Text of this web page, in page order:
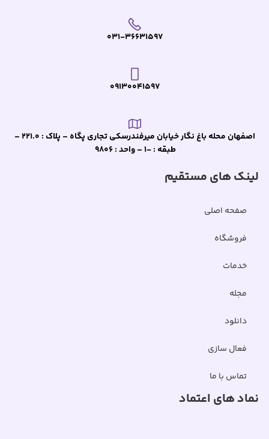
031-36631597
09130041597
اصفهان محله باغ نگار خیابان میرفندرسکی تجاری پگاه – پلاک : 221.0 –
طبقه : -1 – واحد : 9806
لینک های مستقیم
صفحه اصلی
فروشگاه
خدمات
مجله
دانلود
فعال سازی
تماس با ما
نماد های اعتماد